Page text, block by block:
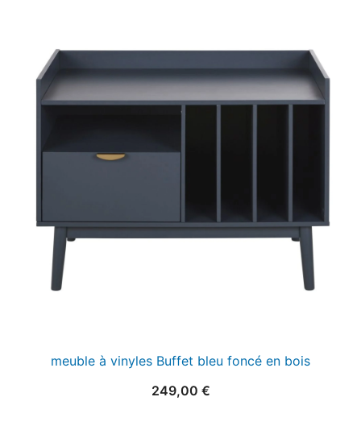
meuble à vinyles Buffet bleu foncé en bois
249,00 €